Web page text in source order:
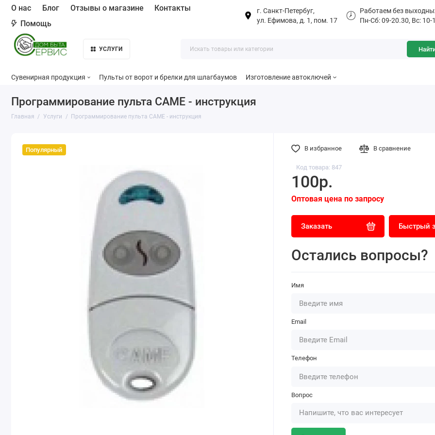
О нас Блог Отзывы о магазине
Контакты
Помощь
г. Санкт-Петербуг,
ул. Ефимова, д. 1, пом. 17
Работаем без
Пн-Сб: 09-20.30, Вс: 10-
УСЛУГИ
Сувенирная продукция Пульты от ворот и брелки для шлагбаумов Изготовление автоключей
Программирование пульта CAME - инструкция
Главная Услуги Программирование пульта CAME - инструкция
Популярный
Код товара: 847
100р.
Оптовая цена по запросу
Заказать Быстрый
Остались вопросы?
Имя
Email
Телефон
Вопрос
В избранное В сравнение